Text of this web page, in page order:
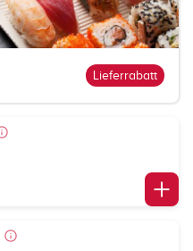
Lieferrabatt